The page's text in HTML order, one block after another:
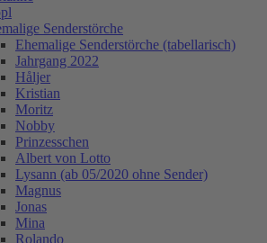
Senderstörche
Ehemalige Senderstörche (tabellarisch)
Jahrgang 2022
Håljer
Kristian
Moritz
Nobby
Prinzesschen
Albert von Lotto
Lysann (ab 05/2020 ohne Sender)
Magnus
Jonas
Mina
Rolando